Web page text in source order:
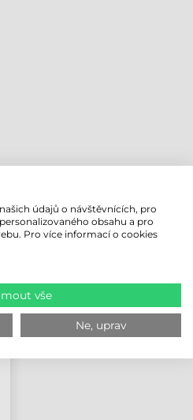
PRODUKTY
údajů o návštěvnících, pro
obsahu a pro
Pro více informací o cookies
vše
Ne, uprav